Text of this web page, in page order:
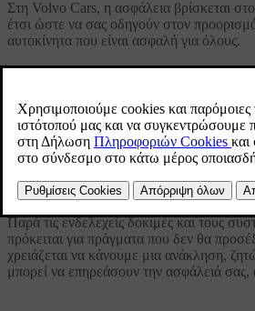
Στη Volvo Cars, η ασφάλεια βρίσκεται
έτσι ώστε να σας οδηγούν στον
αυτοκίνητα που είναι ασφαλή για όλους.
Σε όλα τα στάδια σχεδιασμού και
συστημάτων ποιότητας και της στενής
συνθήκες επηρεάζει το αυτοκίνητο και
Η δέσμευσή μας για την ασφάλεια
Ανακλήσεις ασφαλείας
Παρά τις ενδελεχείς δοκιμές και τους
πρόκειται για πράγματα που δεν θα
χρειάζεται να κάνουμε μια ανάκληση,
μπορεί να επηρεάσουν την ασφάλειά